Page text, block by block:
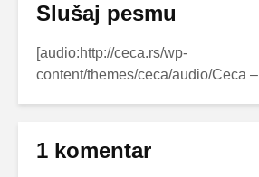
Slušaj pesmu
[audio:http://ceca.rs/wp-
content/themes/ceca/audio/Ceca –
1 komentar